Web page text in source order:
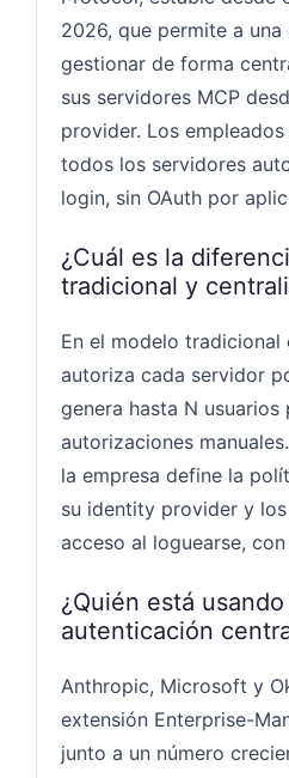
2026, que permite a
gestionar de forma
sus servidores MCP
provider. Los
todos los servidores
login, sin OAuth por
¿Cuál es la
tradicional y
En el modelo tradicional
autoriza cada servidor
genera hasta N
autorizaciones
la empresa define la
su identity provider y
acceso al loguearse,
¿Quién está
autenticación
Anthropic, Microsoft y
extensión Enterprise-
junto a un número